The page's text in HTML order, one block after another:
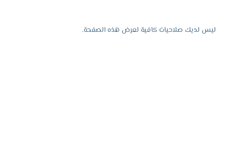
ليس لديك صلاحيات كافية لعرض هذه الصفحة.